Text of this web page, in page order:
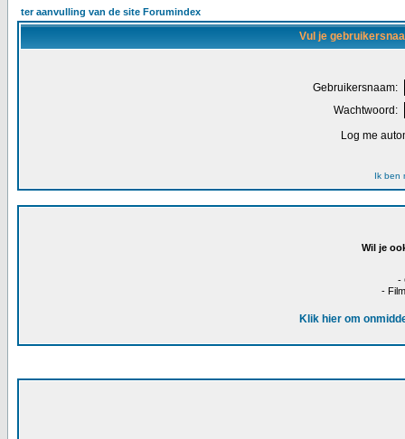
ter aanvulling van de site Forumindex
Vul je
Gebruikersnaam:
Wachtwoord:
Log me
Ik ben
Wil je
-
-
Klik hier om